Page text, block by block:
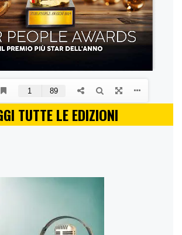
TUTTE LE EDIZIONI